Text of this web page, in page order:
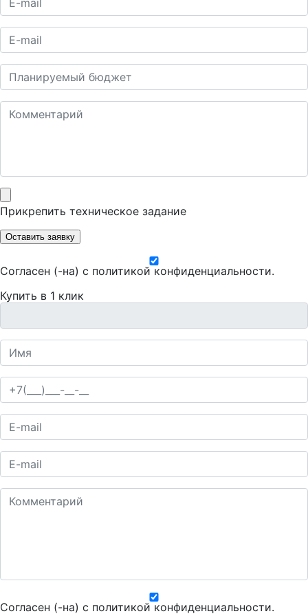
Прикрепить техническое задание
Оставить заявку
Согласен (-на) с политикой конфиденциальности.
Купить в 1 клик
Согласен (-на) с политикой конфиденциальности.